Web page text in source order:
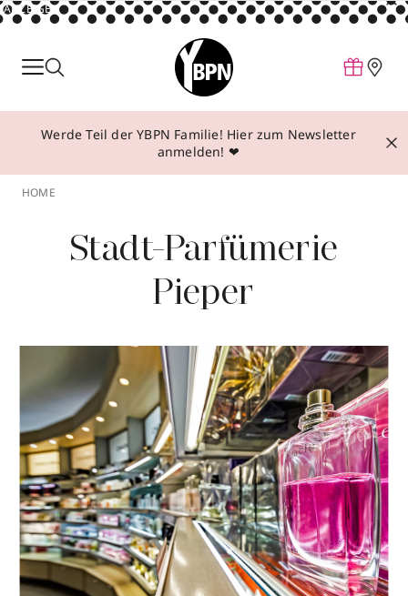
ANZEIGE
Parfum
Make-up
Behandlungen
Über YBPN
Werde Teil der YBPN Familie! Hier zum Newsletter
anmelden! ❤
HOME
Stadt-Parfümerie
Pieper